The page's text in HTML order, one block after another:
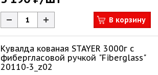
В корзину
Кувалда кованая STAYER 3000г с
фибергласовой ручкой "Fiberglass"
20110-3_z02